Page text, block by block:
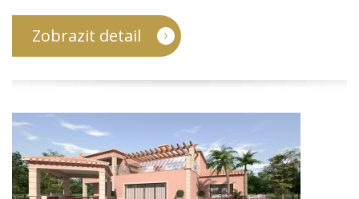
Zobrazit detail